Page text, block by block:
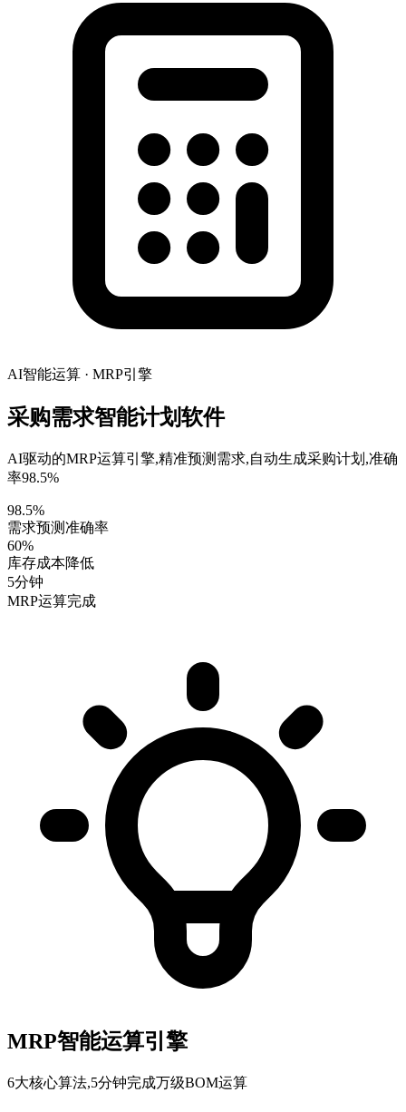
AI智能运算 · MRP引擎
采购需求智能计划软件
AI驱动的MRP运算引擎,精准预测需求,自动生成采购计划,准确
率98.5%
98.5%
需求预测准确率
60%
库存成本降低
5分钟
MRP运算完成
MRP智能运算引擎
6大核心算法,5分钟完成万级BOM运算